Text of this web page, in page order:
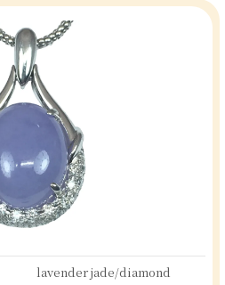
lavender jade/diamond